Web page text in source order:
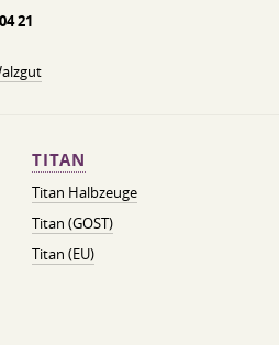
21
TITAN
Titan Halbzeuge
Titan (GOST)
Titan (EU)